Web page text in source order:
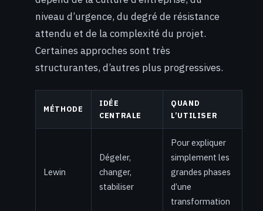
niveau d’urgence, du degré de résistance
attendu et de la complexité du projet.
Certaines approches sont très
structurantes, d’autres plus progressives.
MÉTHODE
IDÉE
CENTRALE
QUAND
L’UTILISER
Lewin
Dégeler,
changer,
stabiliser
Pour expliquer
simplement les
grandes phases
d’une
transformation